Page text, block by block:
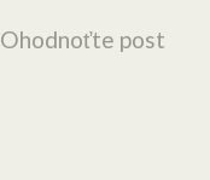
Ohodnoťte post